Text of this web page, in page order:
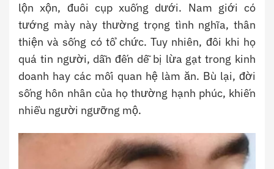
lộn xộn, đuôi cụp xuống dưới. Nam giới có
tướng mày này thường trọng tình nghĩa, thân
thiện và sống có tổ chức. Tuy nhiên, đôi khi họ
quá tin người, dẫn đến dễ bị lừa gạt trong kinh
doanh hay các mối quan hệ làm ăn. Bù lại, đời
sống hôn nhân của họ thường hạnh phúc, khiến
nhiều người ngưỡng mộ.